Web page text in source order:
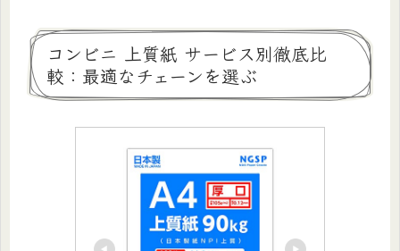
コンビニ 上質紙 サービス別徹底比
較：最適なチェーンを選ぶ